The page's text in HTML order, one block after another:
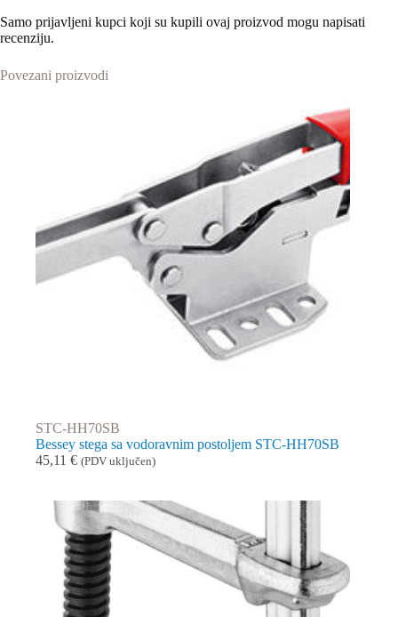
Samo prijavljeni kupci koji su kupili ovaj proizvod mogu napisati
recenziju.
Povezani proizvodi
STC-HH70SB
Bessey stega sa vodoravnim postoljem STC-HH70SB
45,11 € (PDV uključen)